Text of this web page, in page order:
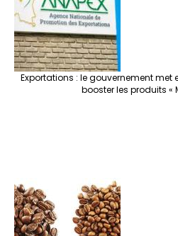
Exportations : le gouvernement met
booster les produits «